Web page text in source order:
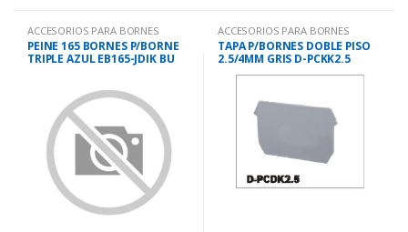
ACCESORIOS PARA BORNES
PEINE 165 BORNES P/BORNE
TRIPLE AZUL EB165-JDIK BU
ACCESORIOS PARA BORNES
TAPA P/BORNES DOBLE PISO
2.5/4MM GRIS D-PCKK2.5